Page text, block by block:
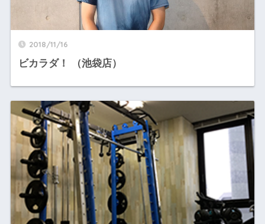
2018/11/16
ビカラダ！ （池袋店）